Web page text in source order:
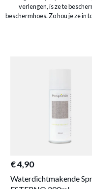
verlengen, is ze te
beschermhoes. Zo hou je ze in
€ 4,90
Waterdichtmakende
Schrijf je in op
nieuwsbrief
Venster sluiten